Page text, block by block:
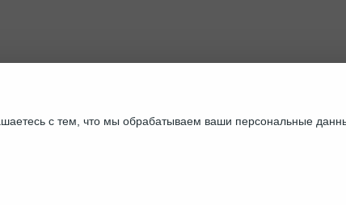
с тем, что мы обрабатываем ваши персональные